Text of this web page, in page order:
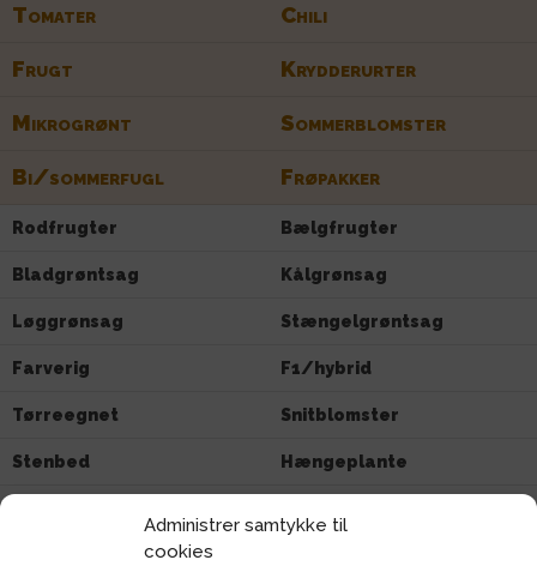
Administrer samtykke til
cookies
Tomater Chili
Frugt Krydderurter
Mikrogrønt Sommerblomster
Bi/sommerfugl Frøpakker
Rodfrugter Bælgfrugter
Bladgrøntsag Kålgrønsag
Løggrønsag Stængelgrøntsag
Farverig F1/hybrid
Tørreegnet Snitblomster
Stenbed Hængeplante